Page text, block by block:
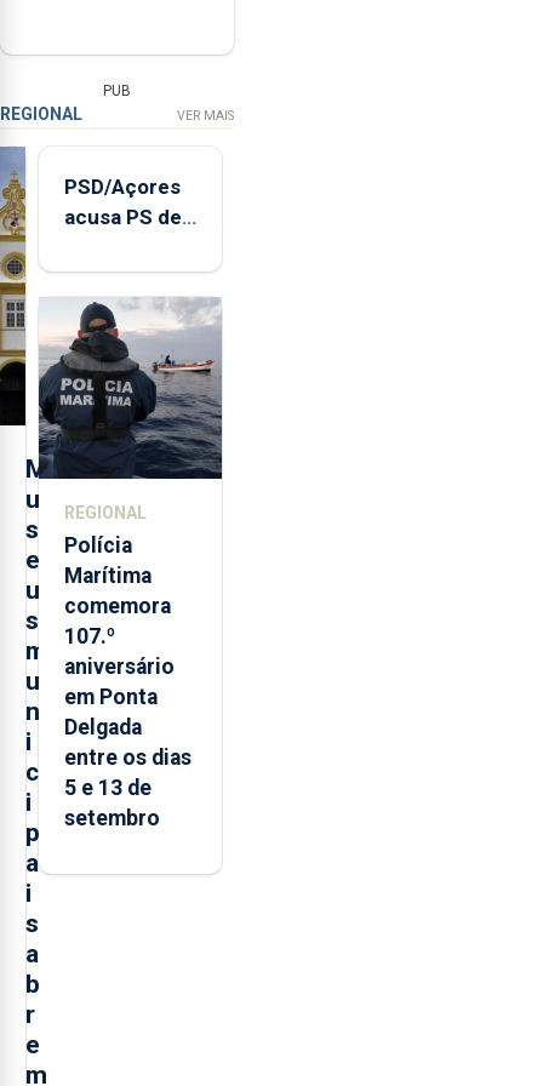
PUB
REGIONAL VER MAIS
M
u
s
e
u
s
m
u
n
i
c
i
p
a
i
s
a
b
r
e
m
PSD/Açores
acusa PS de
contraditória"
sobre
evolução
turística
REGIONAL
Polícia
Marítima
comemora
107.º
aniversário
em Ponta
Delgada
entre os dias
5 e 13 de
setembro